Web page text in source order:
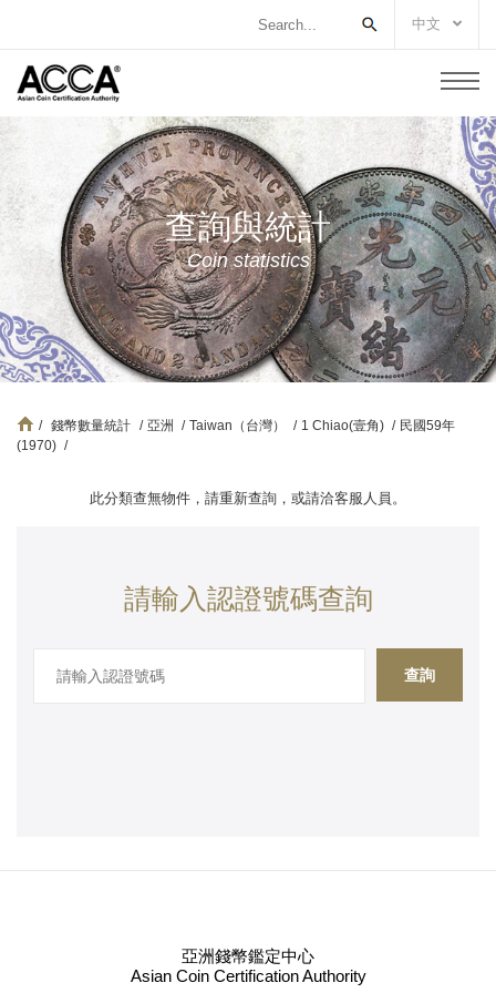
中文
查詢與統計
Coin statistics
/ 錢幣數量統計 / 亞洲 / Taiwan（台灣） / 1 Chiao(壹角) / 民國59年
(1970) /
此分類查無物件，請重新查詢，或請洽客服人員。
請輸入認證號碼查詢
查詢
亞洲錢幣鑑定中心
Asian Coin Certification Authority